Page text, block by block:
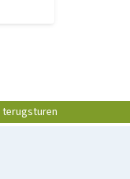
terugsturen